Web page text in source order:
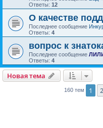
Ответы: 12
О качестве
Последнее сообщение
Ответы: 4
вопрос к
Последнее сообщение
Ответы: 4
Новая тема
160 тем 1 2